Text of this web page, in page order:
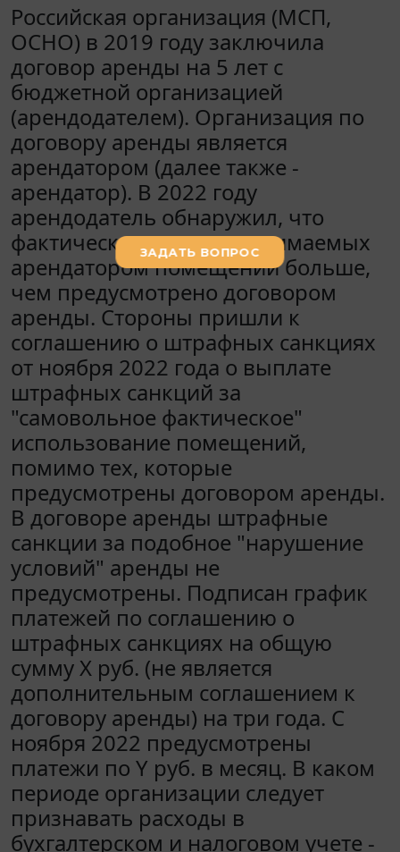
Российская организация (МСП,
ОСНО) в 2019 году заключила
договор аренды на 5 лет с
бюджетной организацией
(арендодателем). Организация по
договору аренды является
арендатором (далее также -
арендатор). В 2022 году
арендодатель обнаружил, что
фактически площадь занимаемых
арендатором помещений больше,
чем предусмотрено договором
аренды. Стороны пришли к
соглашению о штрафных санкциях
от ноября 2022 года о выплате
штрафных санкций за
"самовольное фактическое"
использование помещений,
помимо тех, которые
предусмотрены договором аренды.
В договоре аренды штрафные
санкции за подобное "нарушение
условий" аренды не
предусмотрены. Подписан график
платежей по соглашению о
штрафных санкциях на общую
сумму X руб. (не является
дополнительным соглашением к
договору аренды) на три года. С
ноября 2022 предусмотрены
платежи по Y руб. в месяц. В каком
периоде организации следует
признавать расходы в
бухгалтерском и налоговом учете -